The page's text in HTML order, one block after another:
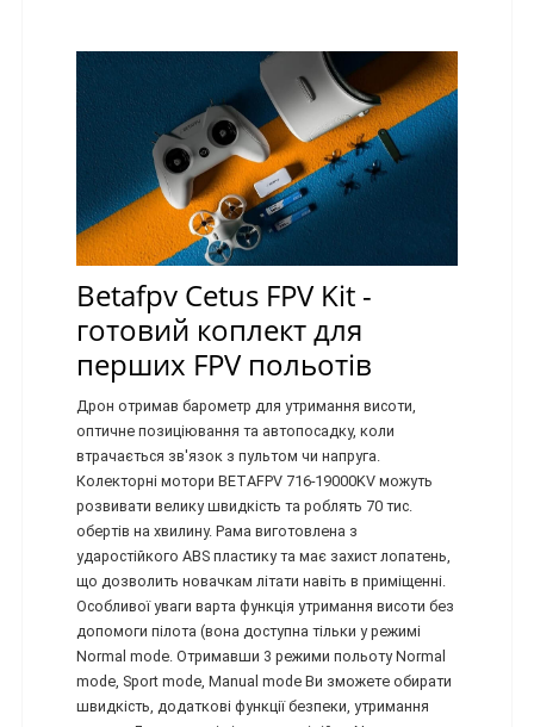
Betafpv Cetus FPV Kit -
готовий коплект для
перших FPV польотів
Дрон отримав барометр для утримання висоти,
оптичне позиціювання та автопосадку, коли
втрачається зв'язок з пультом чи напруга.
Колекторні мотори BETAFPV 716-19000KV можуть
розвивати велику швидкість та роблять 70 тис.
обертів на хвилину. Рама виготовлена з
ударостійкого ABS пластику та має захист лопатень,
що дозволить новачкам літати навіть в приміщенні.
Особливої уваги варта функція утримання висоти без
допомоги пілота (вона доступна тільки у режимі
Normal mode. Отримавши 3 режими польоту Normal
mode, Sport mode, Manual mode Ви зможете обирати
швидкість, додаткові функції безпеки, утримання